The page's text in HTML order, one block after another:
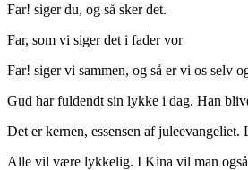
Far! siger du, og så sker det.
Far, som vi siger det i fader vor
Far! siger vi sammen, og så er vi os selv
Gud har fuldendt sin lykke i dag. Han
Det er kernen, essensen af
Alle vil være lykkelig. I Kina vil man også